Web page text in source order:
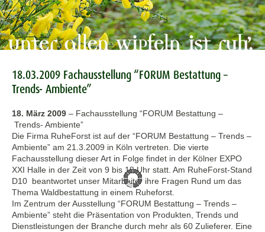
18.03.2009 Fachausstellung “FORUM Bestattung –
Trends- Ambiente”
18. März 2009 – Fachausstellung “FORUM Bestattung –
Trends- Ambiente”
Die Firma RuheForst ist auf der “FORUM Bestattung – Trends –
Ambiente” am 21.3.2009 in Köln vertreten. Die vierte
Fachausstellung dieser Art in Folge findet in der Kölner EXPO
XXI Halle in der Zeit von 9 bis 18 Uhr statt. Am RuheForst-Stand
D10 beantwortet unser Mitarbeiter ihre Fragen Rund um das
Thema Waldbestattung in einem Ruheforst.
Im Zentrum der Ausstellung “FORUM Bestattung – Trends –
Ambiente” steht die Präsentation von Produkten, Trends und
Dienstleistungen der Branche durch mehr als 60 Zulieferer. Eine